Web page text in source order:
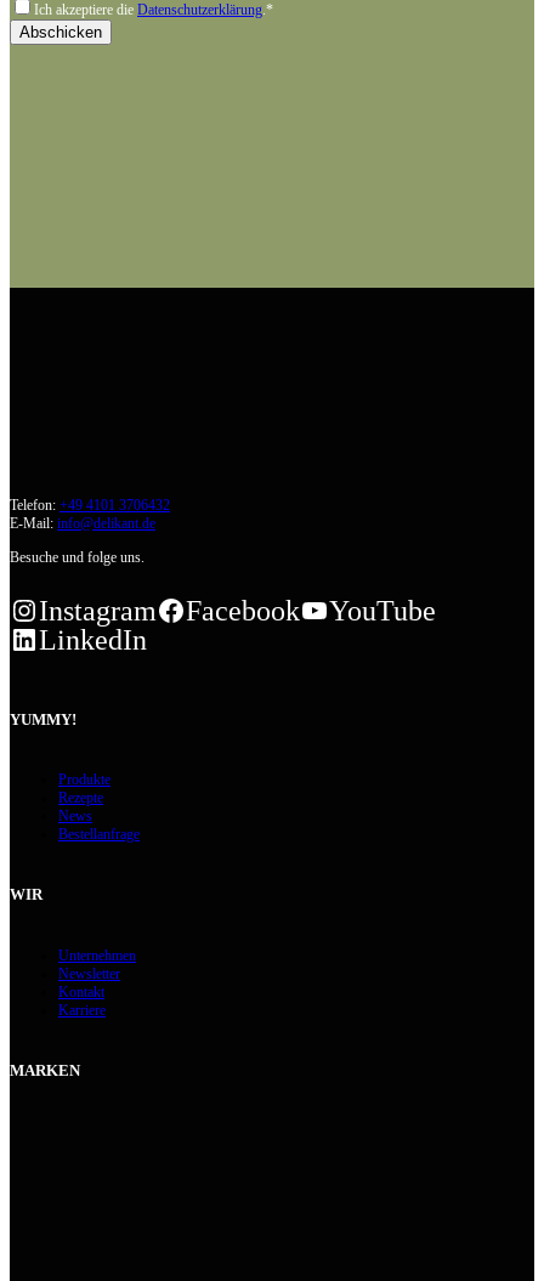
Ich akzeptiere die Datenschutzerklärung.*
Telefon: +49 4101 3706432
E-Mail: info@delikant.de
Besuche und folge uns.
Instagram Facebook
YouTube
LinkedIn
YUMMY!
Produkte
Rezepte
News
Bestellanfrage
WIR
Unternehmen
Newsletter
Kontakt
Karriere
MARKEN